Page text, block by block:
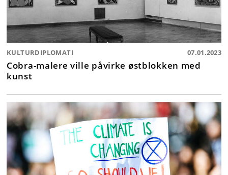
KULTURDIPLOMATI 07.01.2023
Cobra-malere ville påvirke østblokken med
kunst